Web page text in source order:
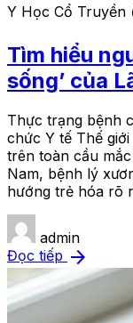
Y Học Cổ Truyền
Tìm hiểu
sống’ của
Thực trạng bệnh
chức Y tế Thế
trên toàn cầu
Nam, bệnh lý
hướng trẻ hóa rõ
admin
Đọc tiếp arrow_forward